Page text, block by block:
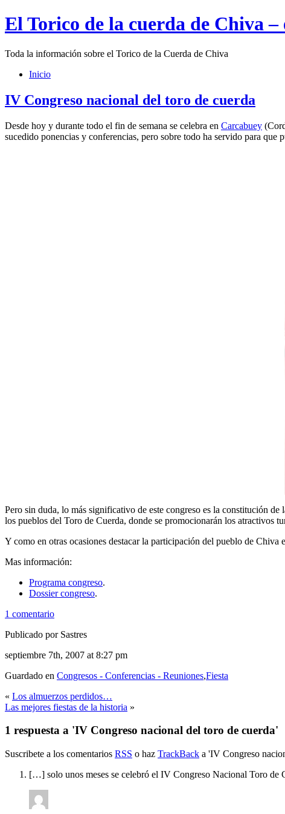
El Torico de la cuerda de Chiva
Toda la información sobre el Torico de la Cuerda de Chiva
Inicio
IV Congreso nacional del toro de cuerda
Desde hoy y durante todo el fin de semana se celebra en Carcabuey
sucedido ponencias y conferencias, pero sobre todo ha servido para que
Pero sin duda, lo más significativo de este congreso es la constitución de
los pueblos del Toro de Cuerda, donde se promocionarán los atractivos
Y como en otras ocasiones destacar la participación del pueblo de
Mas información:
Programa congreso.
Dossier congreso.
1 comentario
Publicado por Sastres
septiembre 7th, 2007 at 8:27 pm
Guardado en Congresos - Conferencias - Reuniones,Fiesta
« Los almuerzos perdidos…
Las mejores fiestas de la historia »
1 respuesta a 'IV Congreso nacional del toro de cuerda'
Suscribete a los comentarios RSS o haz TrackBack a 'IV Congreso
[…] solo unos meses se celebró el IV Congreso Nacional Toro de